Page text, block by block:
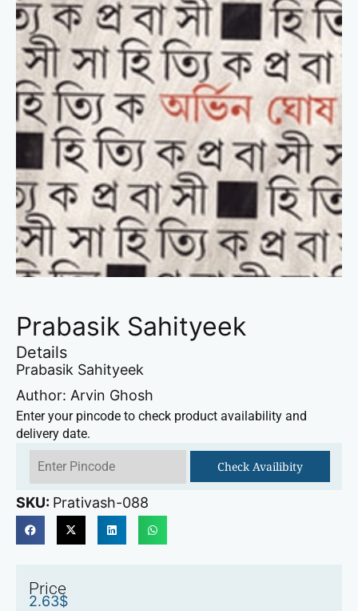
Prabasik Sahityeek
Details
Prabasik Sahityeek
Author: Arvin Ghosh
Enter your pincode to check product availability and
delivery date.
Check Availibity
SKU: Prativash-088
Price
2.63$